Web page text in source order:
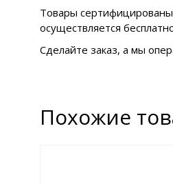
Товары
осуществляется
Сделайте заказ, а мы
Похожие